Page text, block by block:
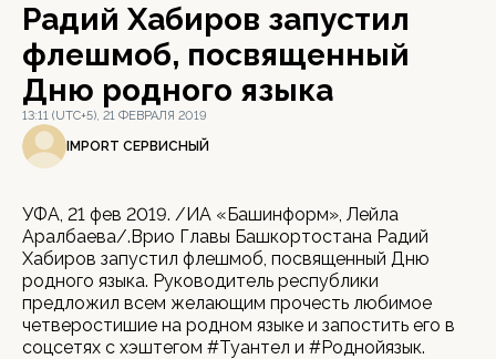
Радий Хабиров запустил
флешмоб, посвященный
Дню родного языка
13:11 (UTC+5), 21 ФЕВРАЛЯ 2019
IMPORT СЕРВИСНЫЙ
УФА, 21 фев 2019. /ИА «Башинформ», Лейла
Аралбаева/.Врио Главы Башкортостана Радий
Хабиров запустил флешмоб, посвященный Дню
родного языка. Руководитель республики
предложил всем желающим прочесть любимое
четверостишие на родном языке и запостить его в
соцсетях с хэштегом #Туғантел и #Роднойязык.